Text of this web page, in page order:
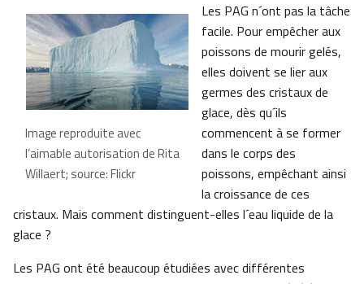
Image reproduite avec
l’aimable autorisation de Rita
Willaert; source: Flickr
Les PAG n´ont pas la tâche
facile. Pour empêcher aux
poissons de mourir gelés,
elles doivent se lier aux
germes des cristaux de
glace, dès qu´ils
commencent à se former
dans le corps des
poissons, empêchant ainsi
la croissance de ces
cristaux. Mais comment distinguent-elles l´eau liquide de la
glace ?
Les PAG ont été beaucoup étudiées avec différentes